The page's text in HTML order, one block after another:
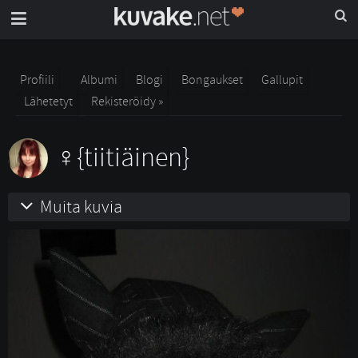
Profiili Albumi Blogi Bongaukset
Gallupit
Lähetetyt
Rekisteröidy »
{tiitiäinen}
Muita kuvia